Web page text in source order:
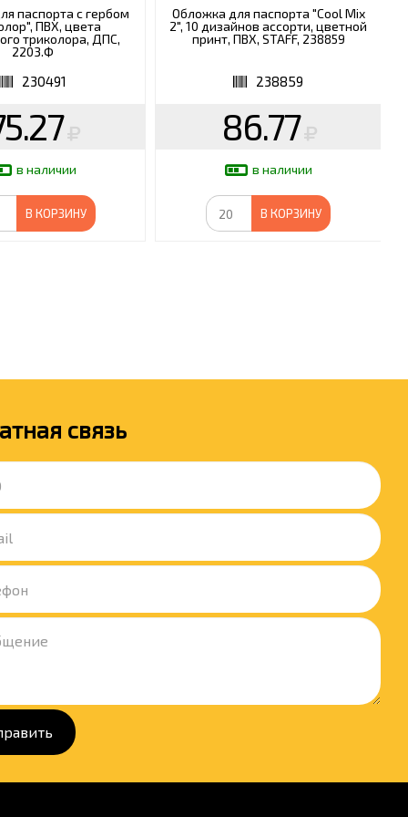
паспорта с гербом
ПВХ, цвета
триколора, ДПС,
2203.Ф
230491
в наличии
В КОРЗИНУ
Обложка для паспорта "Cool Mix
2", 10 дизайнов ассорти, цветной
принт, ПВХ, STAFF, 238859
238859
86.77
в наличии
В КОРЗИНУ
связь